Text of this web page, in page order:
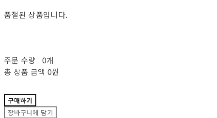
품절된 상품입니다.
주문 수량
0개
총 상품 금액 0원
구매하기
장바구니에 담기